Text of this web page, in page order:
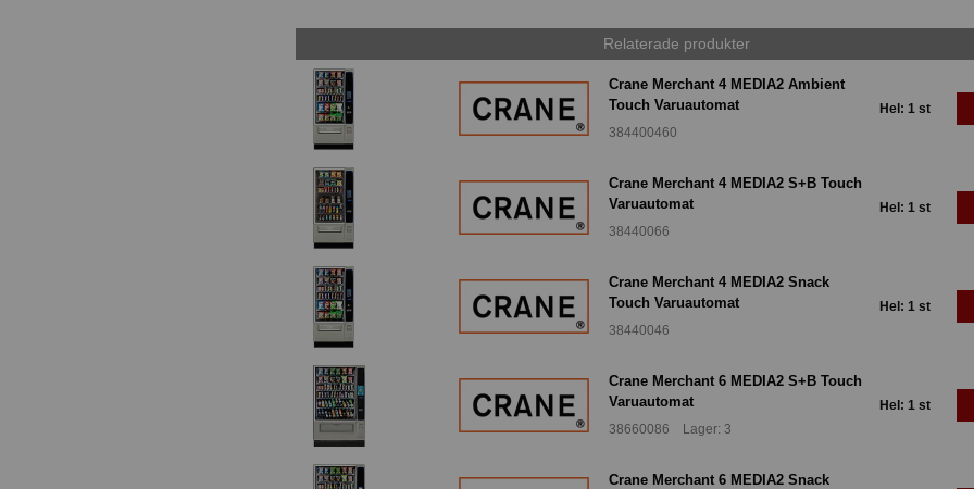
Relaterade produkter
Crane Merchant 4 MEDIA2 Ambient
Touch Varuautomat
384400460
Hel: 1 st
Crane Merchant 4 MEDIA2 S+B Touch
Varuautomat
38440066
Hel: 1 st
Crane Merchant 4 MEDIA2 Snack
Touch Varuautomat
38440046
Hel: 1 st
Crane Merchant 6 MEDIA2 S+B Touch
Varuautomat
38660086 Lager: 3
Hel: 1 st
Crane Merchant 6 MEDIA2 Snack